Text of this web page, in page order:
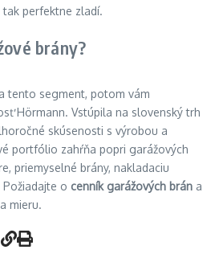
perfektne zladí.
brány?
tento segment, potom vám
Hörmann. Vstúpila na slovenský trh
skúsenosti s výrobou a
portfólio zahŕňa popri garážových
priemyselné brány, nakladaciu
o cenník garážových brán a
mieru.